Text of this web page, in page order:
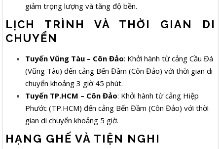
giảm trọng lượng và tăng độ bền.
LỊCH TRÌNH VÀ THỜI GIAN DI
CHUYỂN
Tuyến Vũng Tàu – Côn Đảo: Khởi hành từ cảng Cầu Đá
(Vũng Tàu) đến cảng Bến Đầm (Côn Đảo) với thời gian di
chuyển khoảng 3 giờ 45 phút.
Tuyến TP.HCM – Côn Đảo: Khởi hành từ cảng Hiệp
Phước (TP.HCM) đến cảng Bến Đầm (Côn Đảo) với thời
gian di chuyển khoảng 5 giờ.
HẠNG GHẾ VÀ TIỆN NGHI